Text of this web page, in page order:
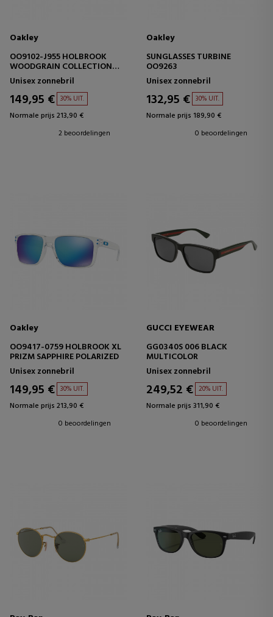
Oakley
OO9102-J955 HOLBROOK
WOODGRAIN COLLECTION
PRIZM DEEP WATER
POLARIZED
Unisex zonnebril
149,95 € 30% UIT.
Normale prijs 213,90 €
2 beoordelingen
Oakley
SUNGLASSES TURBINE
OO9263
Unisex zonnebril
132,95 € 30% UIT.
Normale prijs 189,90 €
0 beoordelingen
Oakley
OO9417-0759 HOLBROOK XL
PRIZM SAPPHIRE POLARIZED
Unisex zonnebril
149,95 € 30% UIT.
Normale prijs 213,90 €
0 beoordelingen
GUCCI EYEWEAR
GG0340S 006 BLACK
MULTICOLOR
Unisex zonnebril
249,52 € 20% UIT.
Normale prijs 311,90 €
0 beoordelingen